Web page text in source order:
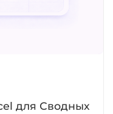
для Сводных